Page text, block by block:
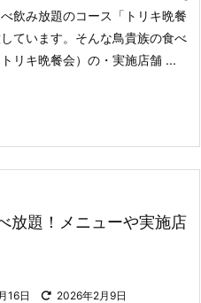
飲み放題のコース「トリキ晩餐
ています。 そんな鳥貴族の食べ
リキ晩餐会）の ・実施店舗 ...
放題！メニューや実施店
16日
2026年2月9日